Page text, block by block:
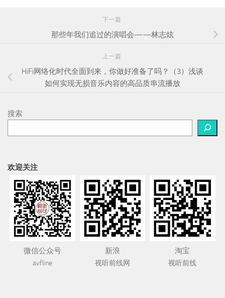
下一篇
那些年我们追过的演唱会——林志炫
上一篇
HiFi网络化时代全面到来，你做好准备了吗？（3）浅谈
如何实现无损音乐内容的高品质串流播放
搜索
欢迎关注
微信公众号
avfline
新浪
视听前线网
淘宝
视听前线